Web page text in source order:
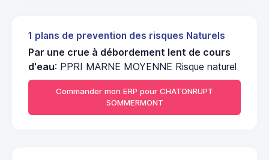
1 plans de prevention des risques Naturels
Par une crue à débordement lent de cours
d'eau: PPRI MARNE MOYENNE Risque naturel
Commander mon ERP pour CHATONRUPT
SOMMERMONT